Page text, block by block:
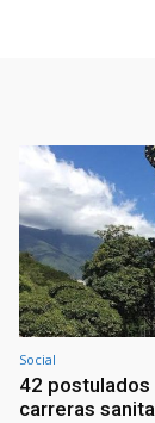
Social
42 postulados
carreras